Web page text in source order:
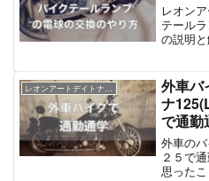
レオン
テール
の説明
レオンアートデイトナ１２５
外車バ
ナ
で通勤
外車の
２５で
思ったこ